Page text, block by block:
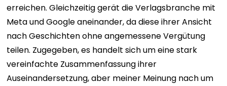
erreichen. Gleichzeitig gerät die Verlagsbranche mit
Meta und Google aneinander, da diese ihrer Ansicht
nach Geschichten ohne angemessene Vergütung
teilen. Zugegeben, es handelt sich um eine stark
vereinfachte Zusammenfassung ihrer
Auseinandersetzung, aber meiner Meinung nach um